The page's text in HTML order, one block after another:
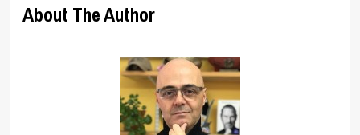
About The Author